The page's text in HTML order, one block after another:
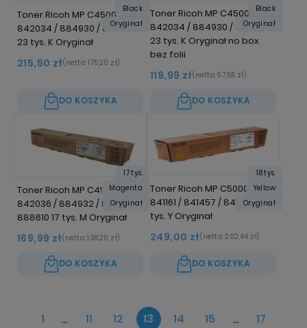
Toner Ricoh MP C4500
842034 / 884930 / 888608
23 tys. K Oryginał
215,50 zł(netto: 175,20 zł)
DO KOSZYKA
Black
Oryginał
Toner Ricoh MP C4500
842034 / 884930 / 888608
23 tys. K Oryginał no box
bez folii
119,99 zł(netto: 97,55 zł)
DO KOSZYKA
Black
Oryginał
Toner Ricoh MP C4500
842036 / 884932 / 884936 /
888610 17 tys. M Oryginał
169,99 zł(netto: 138,20 zł)
DO KOSZYKA
17 tys.
Magenta
Oryginał
Toner Ricoh MP C5000
841161 / 841457 / 842049 18
tys. Y Oryginał
249,00 zł(netto: 202,44 zł)
DO KOSZYKA
18 tys.
Yellow
Oryginał
1 ... 11 12 13 14 15 ... 17